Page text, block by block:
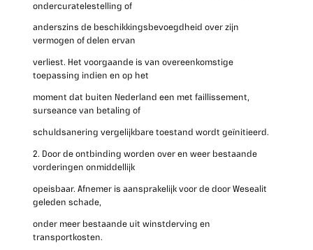
ondercuratelestelling of
anderszins de beschikkingsbevoegdheid over zijn
vermogen of delen ervan
verliest. Het voorgaande is van overeenkomstige
toepassing indien en op het
moment dat buiten Nederland een met faillissement,
surseance van betaling of
schuldsanering vergelijkbare toestand wordt geïnitieerd.
2. Door de ontbinding worden over en weer bestaande
vorderingen onmiddellijk
opeisbaar. Afnemer is aansprakelijk voor de door Wesealit
geleden schade,
onder meer bestaande uit winstderving en
transportkosten.